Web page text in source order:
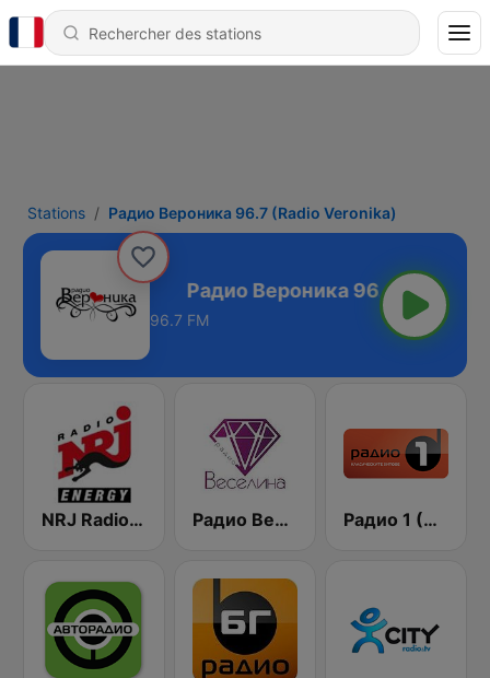
Stations Радио Вероника 96.7 (Radio Veronika)
Veronika)
96.7 FM
NRJ Radio ENERGY Радио Веселина 99.1 FM Радио 1 (Radio 1)